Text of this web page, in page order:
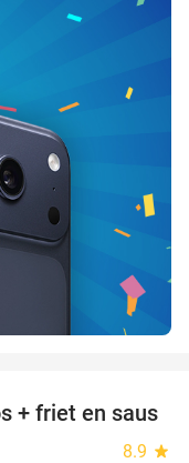
37%
+ friet en saus
8.9 star